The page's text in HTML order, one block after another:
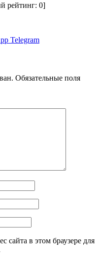
рейтинг: 0]
Telegram
Обязательные поля
сайта в этом браузере для